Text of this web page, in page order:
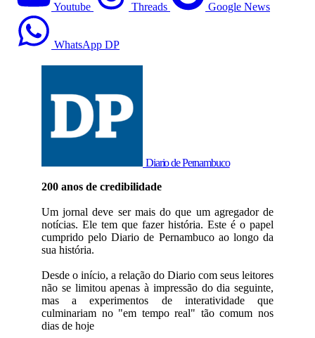
Youtube Threads Google News
WhatsApp DP
Diario de Pernambuco
200 anos de credibilidade
Um jornal deve ser mais do que um agregador de
notícias. Ele tem que fazer história. Este é o papel
cumprido pelo Diario de Pernambuco ao longo da
sua história.
Desde o início, a relação do Diario com seus leitores
não se limitou apenas à impressão do dia seguinte,
mas a experimentos de interatividade que
culminariam no "em tempo real" tão comum nos
dias de hoje